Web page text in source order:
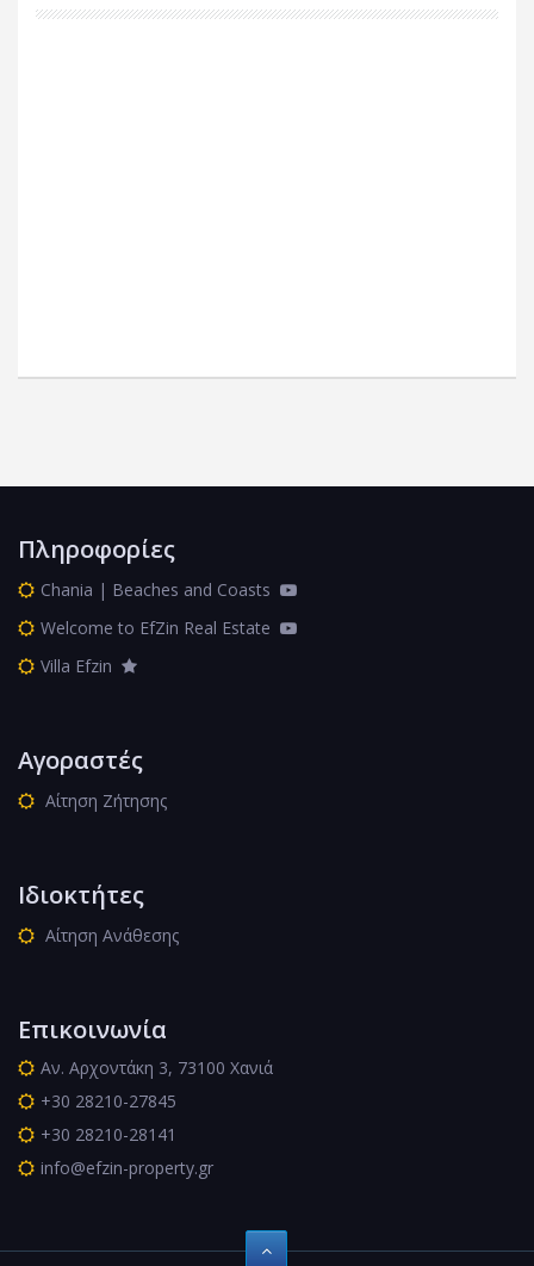
Πληροφορίες
Chania | Beaches and Coasts
Welcome to EfZin Real Estate
Villa Efzin
Αγοραστές
Αίτηση Ζήτησης
Ιδιοκτήτες
Αίτηση Ανάθεσης
Επικοινωνία
Αν. Αρχοντάκη 3, 73100 Χανιά
+30 28210-27845
+30 28210-28141
info@efzin-property.gr